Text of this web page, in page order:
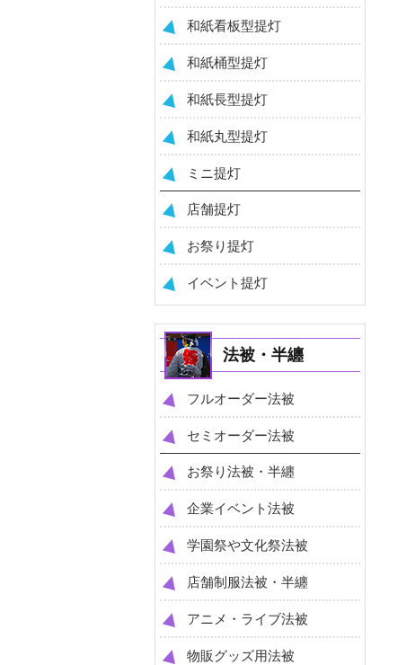
和紙看板型提灯
和紙桶型提灯
和紙長型提灯
和紙丸型提灯
ミニ提灯
店舗提灯
お祭り提灯
イベント提灯
法被・半纏
フルオーダー法被
セミオーダー法被
お祭り法被・半纏
企業イベント法被
学園祭や文化祭法被
店舗制服法被・半纏
アニメ・ライブ法被
物販グッズ用法被